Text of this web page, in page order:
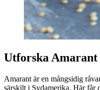
Utforska Amarant
Amarant är en mångsidig
särskilt i Sydamerika. Här får